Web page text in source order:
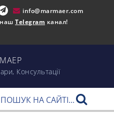
info@marmaer.com
наш Telegram канал!
Консультації